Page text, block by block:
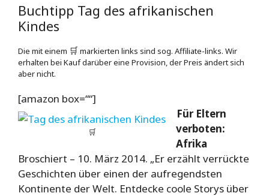
Buchtipp Tag des afrikanischen
Kindes
Die mit einem 🛒 markierten links sind sog. Affiliate-links. Wir
erhalten bei Kauf darüber eine Provision, der Preis ändert sich
aber nicht.
[amazon box=““]
🛒
Für Eltern
verboten:
Afrika
Broschiert – 10. März 2014. „Er erzählt verrückte
Geschichten über einen der aufregendsten
Kontinente der Welt. Entdecke coole Storys über